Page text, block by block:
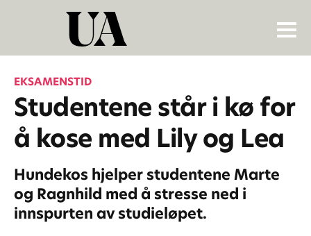
EKSAMENSTID
Studentene står i kø for
å kose med Lily og Lea
Hundekos hjelper studentene Marte
og Ragnhild med å stresse ned i
innspurten av studieløpet.